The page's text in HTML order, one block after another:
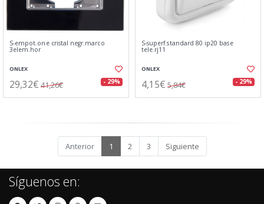
S-empot.one cristal negr.marco
3elem.hor
ONLEX
29,32€ 41,26€ - 29%
S-superf.standard 80 ip20 base
tele.rj11
ONLEX
4,15€ 5,84€ - 29%
Anterior 1 2 3 Siguiente
Síguenos en: